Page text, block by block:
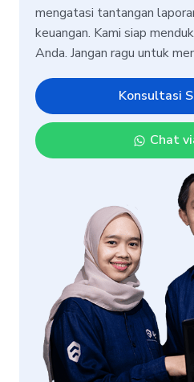
mengatasi tantangan
keuangan. Kami siap
Anda. Jangan ragu untuk
Konsultasi
Chat